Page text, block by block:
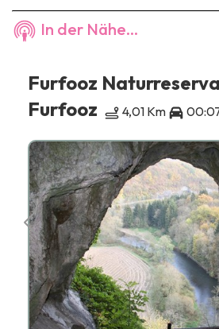
In der Nähe...
Furfooz
Furfooz
4,01 Km